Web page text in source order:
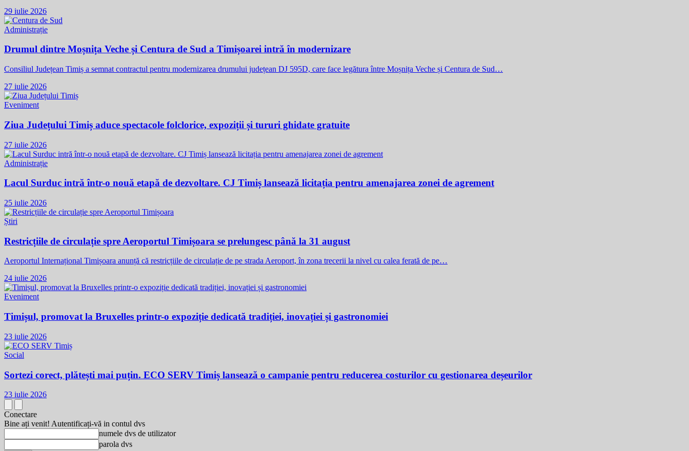
29 iulie 2026
Administrație
Drumul dintre Moșnița Veche și Centura de Sud a Timișoarei intră în modernizare
Consiliul Județean Timiș a semnat contractul pentru modernizarea drumului județean DJ 595D, care face legătura între Moșnița Veche și Centura de Sud…
27 iulie 2026
Eveniment
Ziua Județului Timiș aduce spectacole folclorice, expoziții și tururi ghidate gratuite
27 iulie 2026
Administrație
Lacul Surduc intră într-o nouă etapă de dezvoltare. CJ Timiș lansează licitația pentru amenajarea zonei de agrement
25 iulie 2026
Știri
Restricțiile de circulație spre Aeroportul Timișoara se prelungesc până la 31 august
Aeroportul Internațional Timișoara anunță că restricțiile de circulație de pe strada Aeroport, în zona trecerii la nivel cu calea ferată de pe…
24 iulie 2026
Eveniment
Timișul, promovat la Bruxelles printr-o expoziție dedicată tradiției, inovației și gastronomiei
23 iulie 2026
Social
Sortezi corect, plătești mai puțin. ECO SERV Timiș lansează o campanie pentru reducerea costurilor cu gestionarea deșeurilor
23 iulie 2026
Conectare
Bine ați venit! Autentificați-vă in contul dvs
numele dvs de utilizator
parola dvs